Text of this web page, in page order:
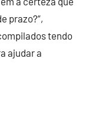
prazo?“,
tendo
ajudar a